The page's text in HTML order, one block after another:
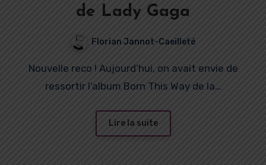
de Lady Gaga
Florian Jannot-Caeilleté
Nouvelle reco ! Aujourd’hui, on avait envie de
ressortir l’album Born This Way de la…
Lire la suite